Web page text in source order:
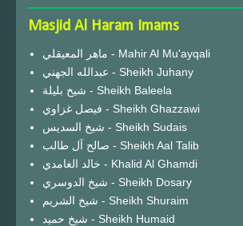
Masjid Al Haram Imams
ماهر المعيقلي - Mahir Al Mu'ayqali
عبدالله الجهني - Sheikh Juhany
شيخ بليلة - Sheikh Baleela
فيصل غزاوي - Sheikh Ghazzawi
شيخ السديس - Sheikh Sudais
صالح آل طالب - Sheikh Aal Talib
خالد الغامدي - Khalid Al Ghamdi
شيخ الدوسري - Sheikh Dosary
شيخ الشريم - Sheikh Shuraim
شيخ حميد - Sheikh Humaid